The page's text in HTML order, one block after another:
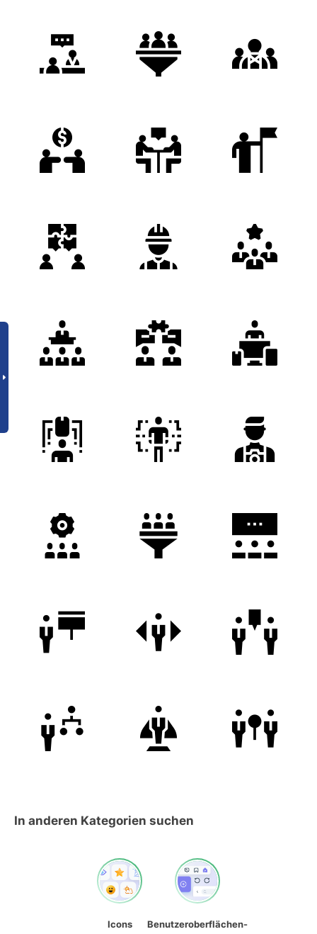
In anderen Kategorien suchen
Icons
Benutzeroberflächen-